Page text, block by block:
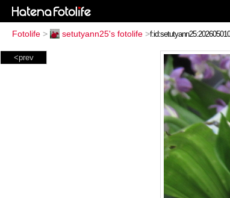
Fotolife > setutyann25's fotolife >
<prev